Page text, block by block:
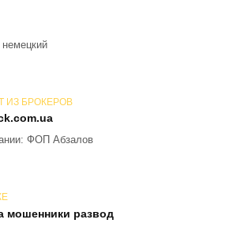
ИЗ БРОКЕРОВ
ФОП Абзалов
мошенники развод